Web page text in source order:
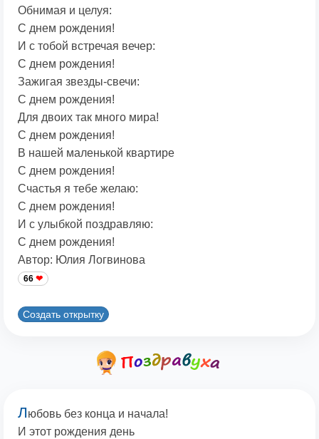
Обнимая и целуя:
С днем рождения!
И с тобой встречая вечер:
С днем рождения!
Зажигая звезды-свечи:
С днем рождения!
Для двоих так много мира!
С днем рождения!
В нашей маленькой квартире
С днем рождения!
Счастья я тебе желаю:
С днем рождения!
И с улыбкой поздравляю:
С днем рождения!
Автор: Юлия Логвинова
66
Создать открытку
Любовь без конца и начала!
И этот рождения день